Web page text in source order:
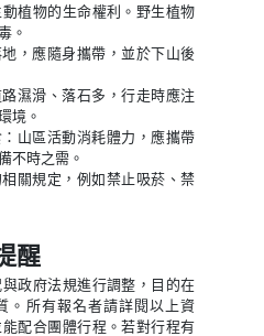
植物的生命權利。野生植物
。
，應隨身攜帶，並於下山後
濕滑、落石多，行走時應注
境。
山區活動消耗體力，應攜帶
不時之需。
關規定，例如禁止吸菸、禁
醒
政府法規進行調整，目的在
。所有報名者請詳閱以上資
配合團體行程。若對行程有